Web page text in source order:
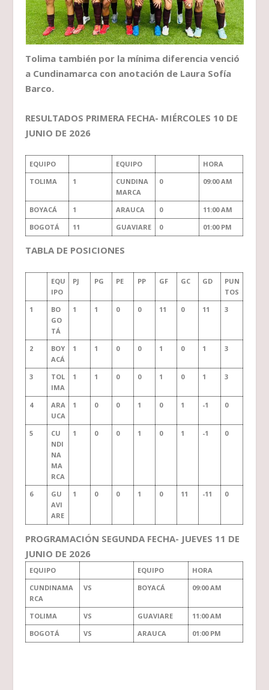
Tolima también por la mínima diferencia venció
a Cundinamarca con anotación de Laura Sofía
Barco.
RESULTADOS PRIMERA FECHA- MIÉRCOLES 10 DE
JUNIO DE 2026
EQUIPO EQUIPO
HORA
TOLIMA
1
CUNDINA
MARCA
0 09:00 AM
BOYACÁ 1 ARAUCA 0
11:00 AM
BOGOTÁ
11 GUAVIARE 0 01:00 PM
TABLA DE POSICIONES
EQU
IPO
PJ PG PE PP GF GC GD
PUN
TOS
1
BO
GO
TÁ
1 1 0 0 11 0 11 3
2
BOY
ACÁ
1 1 0 0 1 0 1 3
3
TOL
IMA
1 1 0 0 1 0 1 3
4
ARA
UCA
1 0 0 1 0 1 -1 0
5
CU
NDI
NA
MA
RCA
1 0 0 1 0 1 -1 0
6
GU
AVI
ARE
1 0 0 1 0 11 -11 0
PROGRAMACIÓN SEGUNDA FECHA- JUEVES 11 DE
JUNIO DE 2026
EQUIPO EQUIPO
HORA
CUNDINAMA
RCA
VS BOYACÁ 09:00 AM
TOLIMA VS GUAVIARE
11:00 AM
BOGOTÁ
VS ARAUCA 01:00 PM